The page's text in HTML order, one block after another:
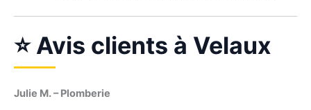
⭐ Avis clients à Velaux
Julie M. – Plomberie